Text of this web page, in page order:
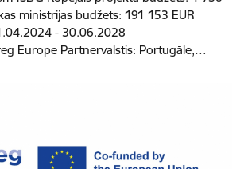
ministrijas budžets: 191 153 EUR
- 30.06.2028
Europe Partnervalstis: Portugāle,…